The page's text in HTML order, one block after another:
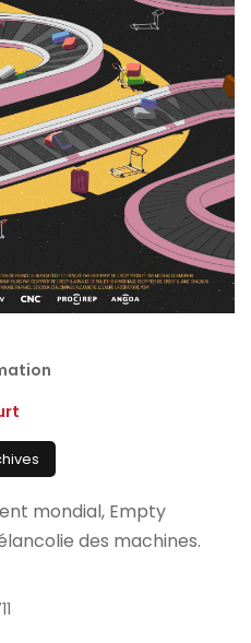
mondial, Empty
des machines.